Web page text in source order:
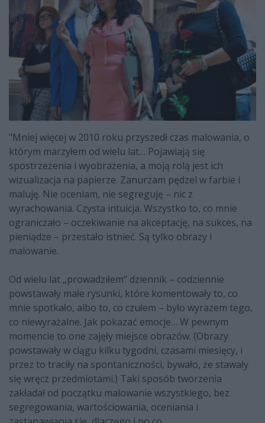
"Mniej więcej w 2010 roku przyszedł czas malowania, o
którym marzyłem od wielu lat… Pojawiają się
spostrzeżenia i wyobrażenia, a moją rolą jest ich
wizualizacja na papierze. Zanurzam pędzel w farbie i
maluję. Nie oceniam, nie segreguję – nic z
wyrachowania. Czysta intuicja. Wszystko to, co mnie
ograniczało – oczekiwanie na akceptację, na sukces, na
pieniądze – przestało istnieć. Są tylko obrazy i
malowanie.
Od wielu lat „prowadziłem” dziennik – codziennie
powstawały małe rysunki, które komentowały to, co
mnie spotkało, albo to, co czułem – było wyrazem tego,
co niewyrażalne. Jak pokazać emocje… W pewnym
momencie to one zajęły miejsce obrazów. (Obrazy
powstawały w ciągu kilku tygodni, czasami miesięcy, i
przez to traciły na spontaniczności, bywało, że stawały
się wręcz przedmiotami.) Taki sposób tworzenia
zakładał od początku malowanie wszystkiego, bez
segregowania, wartościowania, oceniania i